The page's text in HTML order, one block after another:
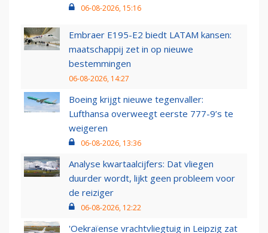
06-08-2026, 15:16
Embraer E195-E2 biedt LATAM kansen:
maatschappij zet in op nieuwe
bestemmingen
06-08-2026, 14:27
Boeing krijgt nieuwe tegenvaller:
Lufthansa overweegt eerste 777-9’s te
weigeren
06-08-2026, 13:36
Analyse kwartaalcijfers: Dat vliegen
duurder wordt, lijkt geen probleem voor
de reiziger
06-08-2026, 12:22
'Oekraïense vrachtvliegtuig in Leipzig zat